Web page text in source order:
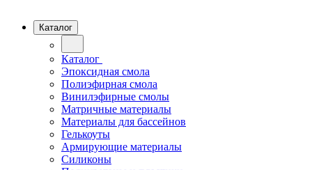
Каталог
Каталог
Эпоксидная смола
Полиэфирная смола
Винилэфирные смолы
Матричные материалы
Материалы для бассейнов
Гелькоуты
Армирующие материалы
Силиконы